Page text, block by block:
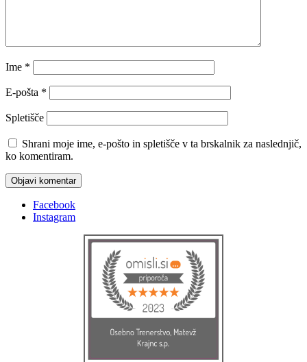
Ime *
E-pošta *
Spletišče
Shrani moje ime, e-pošto in spletišče v ta brskalnik za naslednjič,
ko komentiram.
Facebook
Instagram